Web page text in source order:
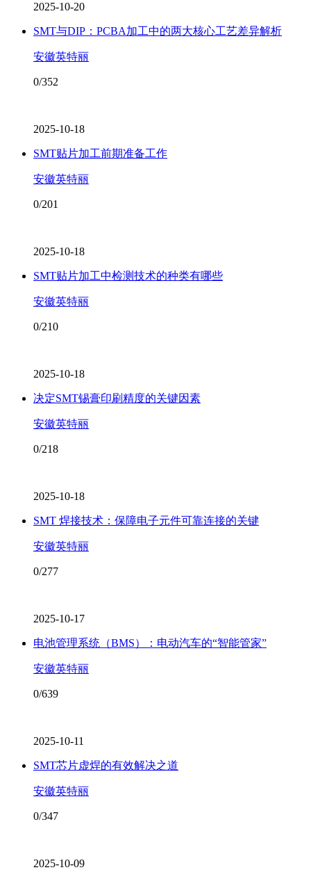
2025-10-20
SMT与DIP：PCBA加工中的两大核心工艺差异解析
安徽英特丽
0/352
2025-10-18
SMT贴片加工前期准备工作
安徽英特丽
0/201
2025-10-18
SMT贴片加工中检测技术的种类有哪些
安徽英特丽
0/210
2025-10-18
决定SMT锡膏印刷精度的关键因素
安徽英特丽
0/218
2025-10-18
SMT 焊接技术：保障电子元件可靠连接的关键
安徽英特丽
0/277
2025-10-17
电池管理系统（BMS）：电动汽车的“智能管家”
安徽英特丽
0/639
2025-10-11
SMT芯片虚焊的有效解决之道
安徽英特丽
0/347
2025-10-09